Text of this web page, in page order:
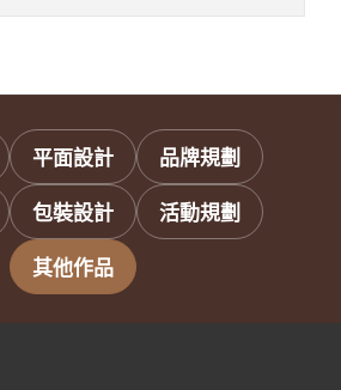
平面設計
品牌規劃
包裝設計
活動規劃
其他作品